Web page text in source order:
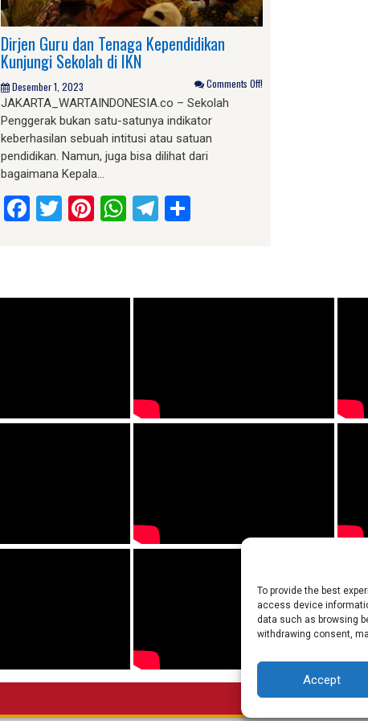
To provide the best
access device
data such as browsing
withdrawing consent,
Accept
Dirjen Guru dan Tenaga Kependidikan
Kunjungi Sekolah di IKN
Desember 1, 2023 Comments Off!
JAKARTA_WARTAINDONESIA.co – Sekolah
Penggerak bukan satu-satunya indikator
keberhasilan sebuah intitusi atau satuan
pendidikan. Namun, juga bisa dilihat dari
bagaimana Kepala…
Facebook
Twitter
Pinterest
WhatsApp
Telegram
Share